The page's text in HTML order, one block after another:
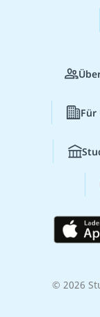
Für
© 2026